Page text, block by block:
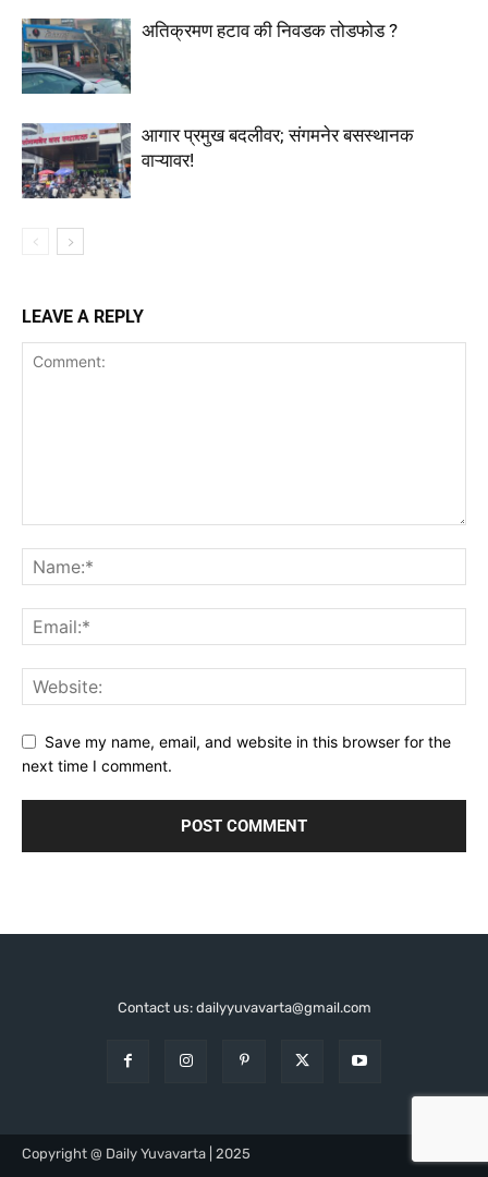
अतिक्रमण हटाव की निवडक तोडफोड ?
आगार प्रमुख बदलीवर; संगमनेर बसस्थानक
वाऱ्यावर!
LEAVE A REPLY
Save my name, email, and website in this browser for the
next time I comment.
Contact us: dailyyuvavarta@gmail.com
Copyright @ Daily Yuvavarta | 2025